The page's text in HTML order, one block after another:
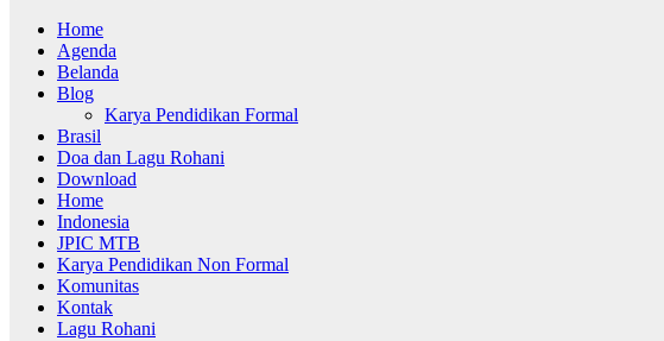
Home
Agenda
Belanda
Blog
Karya Pendidikan Formal
Brasil
Doa dan Lagu Rohani
Download
Home
Indonesia
JPIC MTB
Karya Pendidikan Non Formal
Komunitas
Kontak
Lagu Rohani